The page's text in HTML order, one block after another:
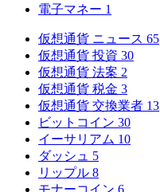
電子マネー 1
仮想通貨 ニュース 65
仮想通貨 投資 30
仮想通貨 法案 2
仮想通貨 税金 3
仮想通貨 交換業者 13
ビットコイン 30
イーサリアム 10
ダッシュ 5
リップル 8
モナーコイン 6